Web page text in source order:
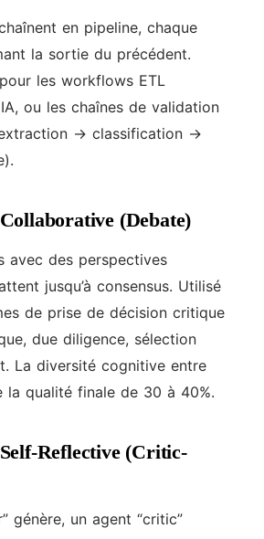
en pipeline, chaque
la sortie du précédent.
les workflows ETL
ou les chaînes de validation
→ classification →
(Debate)
avec des perspectives
jusqu’à consensus. Utilisé
de prise de décision critique
due diligence, sélection
La diversité cognitive entre
la qualité finale de 30 à 40%.
Reflective (Critic-
génère, un agent “critic”